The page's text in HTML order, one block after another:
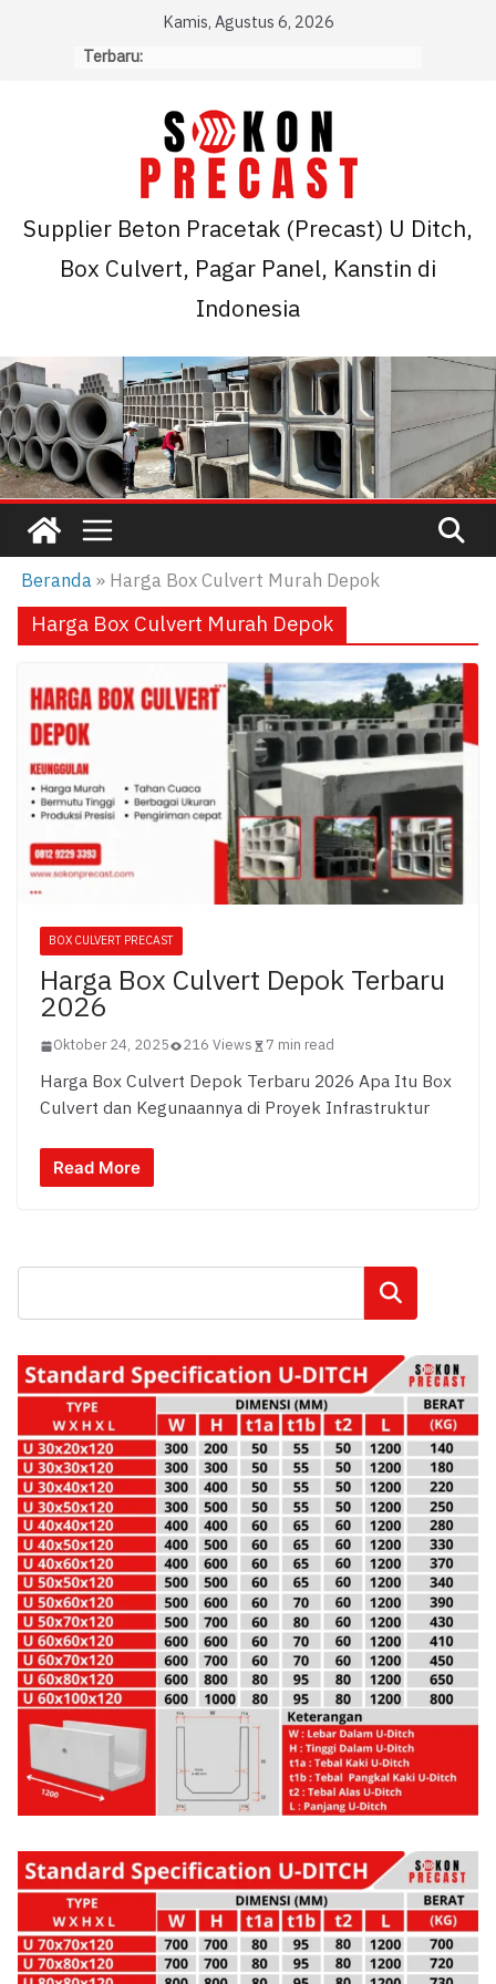
Kamis, Agustus 6, 2026
Terbaru:
Supplier Beton Pracetak (Precast) U Ditch,
Box Culvert, Pagar Panel, Kanstin di
Indonesia
Beranda» Harga Box Culvert Murah Depok
Harga Box Culvert Murah Depok
BOX CULVERT PRECAST
Harga Box Culvert Depok Terbaru
2026
Oktober 24, 2025 216 Views 7 min read
Harga Box Culvert Depok Terbaru 2026 Apa Itu Box
Culvert dan Kegunaannya di Proyek Infrastruktur
Read More
Cari